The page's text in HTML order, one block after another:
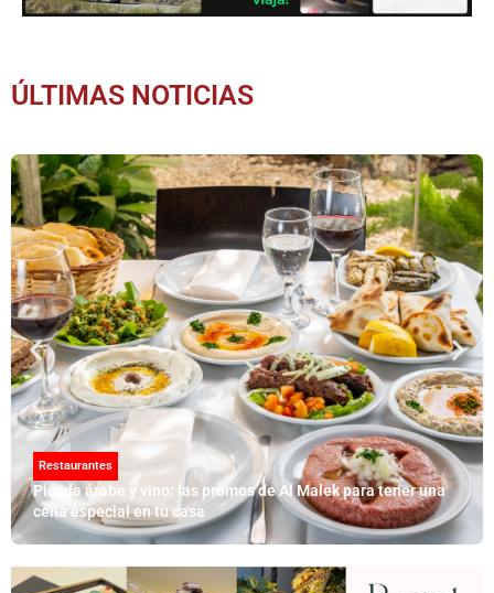
ÚLTIMAS NOTICIAS
Restaurantes
Picada árabe y vino: las promos de Al Malek para tener una
cena especial en tu casa